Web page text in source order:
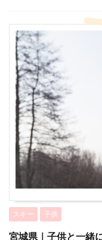
スキー 子供
宮城県｜子供と一緒